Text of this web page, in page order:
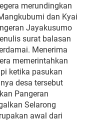
merundingkan
dan Kyai
Jayakusumo
surat balasan
Menerima
memerintahkan
ketika pasukan
desa tersebut
Pangeran
Selarong
awal dari